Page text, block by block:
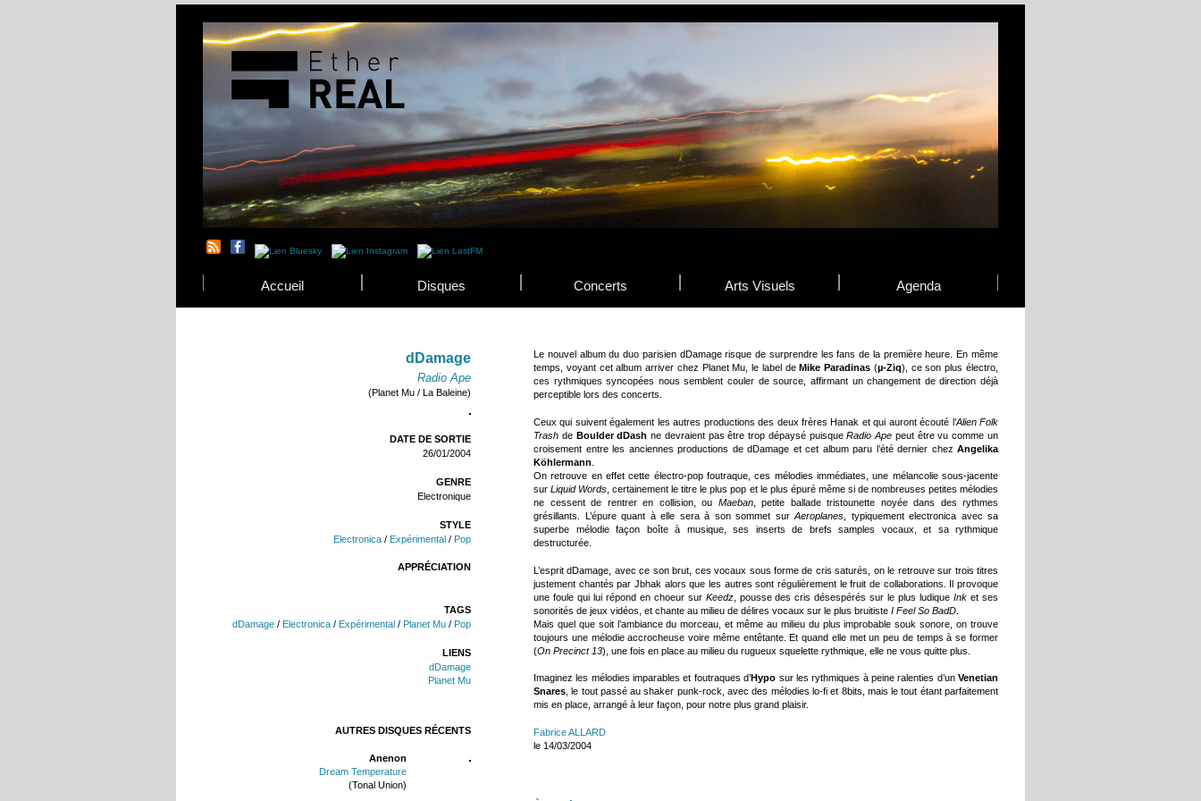
Accueil Disques Concerts Arts Visuels Agenda
dDamage
Radio Ape
(Planet Mu / La Baleine)
DATE DE SORTIE
26/01/2004
GENRE
Electronique
STYLE
Electronica / Expérimental / Pop
APPRÉCIATION
TAGS
dDamage / Electronica / Expérimental / Planet Mu / Pop
LIENS
dDamage
Planet Mu
AUTRES DISQUES RÉCENTS
Anenon
Dream Temperature
(Tonal Union)
Le nouvel album du duo parisien dDamage risque de surprendre les fans de la première heure. En même
temps, voyant cet album arriver chez Planet Mu, le label deMike Paradinas (µ-Ziq), ce son plus électro,
ces rythmiques syncopées nous semblent couler de source, affirmant un changement de direction déjà
perceptible lors des concerts.
Ceux qui suivent également les autres productions des deux frères Hanak et qui auront écouté l’Alien Folk
Trash de Boulder dDash ne devraient pas être trop dépaysé puisqueRadio Ape peut être vu comme un
croisement entre les anciennes productions de dDamage et cet album paru l’été dernier chez Angelika
Köhlermann
On retrouve en effet cette électro-pop foutraque, ces mélodies immédiates, une mélancolie sous-jacente
surLiquid Words , certainement le titre le plus pop et le plus épuré même si de nombreuses petites mélodies
ne cessent de rentrer en collision, ou Maeban, petite ballade tristounette noyée dans des rythmes
grésillants. L’épure quant à elle sera à son sommet sur Aeroplanes , typiquement electronica avec sa
superbe mélodie façon boîte à musique, ses inserts de brefs samples vocaux, et sa rythmique
destructurée.
L’esprit dDamage, avec ce son brut, ces vocaux sous forme de cris saturés, on le retrouve sur trois titres
justement chantés par Jbhak alors que les autres sont régulièrement le fruit de collaborations. Il provoque
une foule qui lui répond en choeur sur Keedz, pousse des cris désespérés sur le plus ludiqueInk et ses
sonorités de jeux vidéos, et chante au milieu de délires vocaux sur le plus bruitiste I Feel So BadD
Mais quel que soit l’ambiance du morceau, et même au milieu du plus improbable souk sonore, on trouve
toujours une mélodie accrocheuse voire même entêtante. Et quand elle met un peu de temps à se former
(On Precinct 13), une fois en place au milieu du rugueux squelette rythmique, elle ne vous quitte plus.
Imaginez les mélodies imparables et foutraques d’Hypo sur les rythmiques à peine ralenties d’unVenetian
Snares , le tout passé au shaker punk-rock, avec des mélodies lo-fi et 8bits, mais le tout étant parfaitement
mis en place, arrangé à leur façon, pour notre plus grand plaisir.
Fabrice ALLARD
le 14/03/2004